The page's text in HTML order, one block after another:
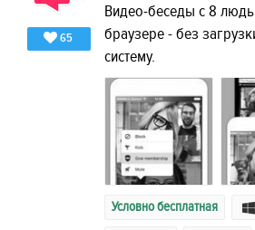
65
Видео-беседы с 8
браузере - без
систему.
Условно бесплатная